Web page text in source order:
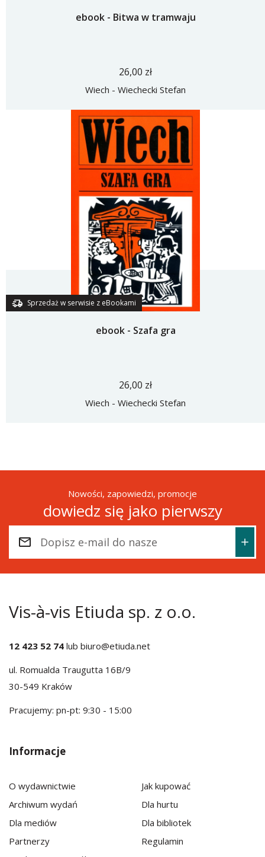
ebook - Bitwa w tramwaju
26,00 zł
Wiech - Wiechecki Stefan
Sprzedaż w serwisie z eBookami
ebook - Szafa gra
26,00 zł
Wiech - Wiechecki Stefan
Nowości, zapowiedzi, promocje
dowiedz się jako pierwszy
Vis-à-vis Etiuda sp. z o.o.
12 423 52 74 lub biuro@etiuda.net
ul. Romualda Traugutta 16B/9
30-549 Kraków
Pracujemy: pn-pt: 9:30 - 15:00
Informacje
O wydawnictwie
Archiwum wydań
Dla mediów
Partnerzy
Jak kupować
Dla hurtu
Dla bibliotek
Regulamin